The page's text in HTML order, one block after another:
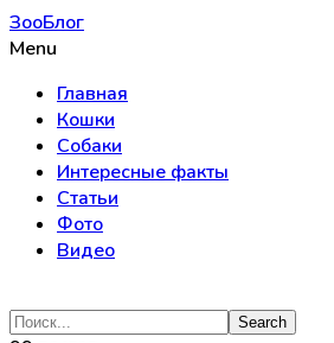
ЗооБлог
Menu
Главная
Кошки
Собаки
Интересные факты
Статьи
Фото
Видео